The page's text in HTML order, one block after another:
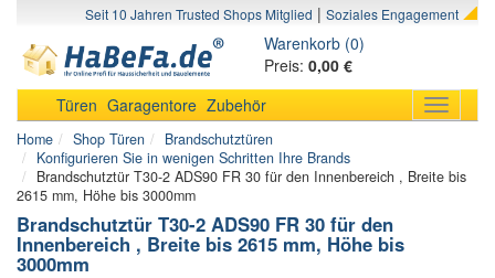
Seit 10 Jahren Trusted Shops Mitglied | Soziales Engagement
Warenkorb (0)
Preis: 0,00 €
Toggle
Türen Garagentore Zubehör
Home Shop Türen
Brandschutztüren
Konfigurieren Sie in wenigen Schritten Ihre Brands
Brandschutztür T30-2 ADS90 FR 30 für den Innenbereich , Breite bis
2615 mm, Höhe bis 3000mm
Brandschutztür T30-2 ADS90 FR 30 für den
Innenbereich , Breite bis 2615 mm, Höhe bis
3000mm